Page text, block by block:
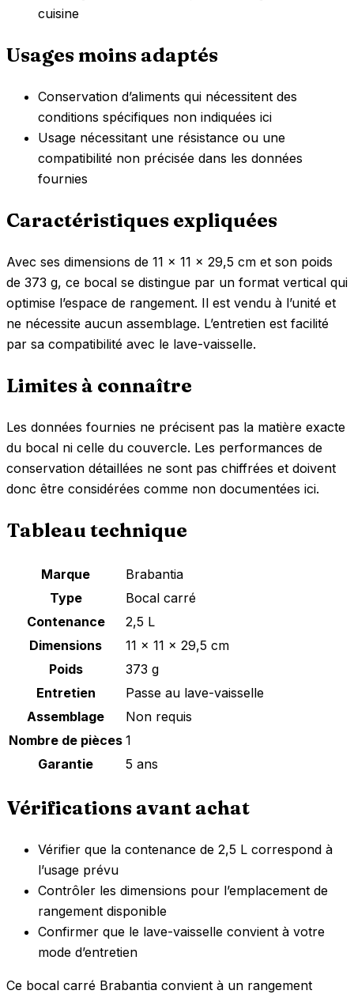
cuisine
Usages moins adaptés
Conservation d’aliments qui nécessitent des
conditions spécifiques non indiquées ici
Usage nécessitant une résistance ou une
compatibilité non précisée dans les données
fournies
Caractéristiques expliquées
Avec ses dimensions de 11 x 11 x 29,5 cm et son poids
de 373 g, ce bocal se distingue par un format vertical qui
optimise l’espace de rangement. Il est vendu à l’unité et
ne nécessite aucun assemblage. L’entretien est facilité
par sa compatibilité avec le lave-vaisselle.
Limites à connaître
Les données fournies ne précisent pas la matière exacte
du bocal ni celle du couvercle. Les performances de
conservation détaillées ne sont pas chiffrées et doivent
donc être considérées comme non documentées ici.
Tableau technique
Marque
Brabantia
Type
Bocal carré
Contenance
2,5 L
Dimensions
11 x 11 x 29,5 cm
Poids
373 g
Entretien
Passe au lave-vaisselle
Assemblage
Non requis
Nombre de pièces 1
Garantie
5 ans
Vérifications avant achat
Vérifier que la contenance de 2,5 L correspond à
l’usage prévu
Contrôler les dimensions pour l’emplacement de
rangement disponible
Confirmer que le lave-vaisselle convient à votre
mode d’entretien
Ce bocal carré Brabantia convient à un rangement